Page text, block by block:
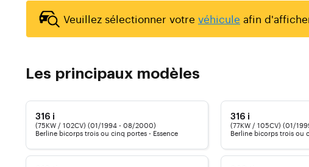
Veuillez sélectionner votre véhicule afin
Les principaux modèles
316 i
(75KW / 102CV) (01/1994 - 08/2000)
Berline bicorps trois ou cinq portes - Essence
316 i
(77KW / 105CV) (01/
Berline bicorps trois ou